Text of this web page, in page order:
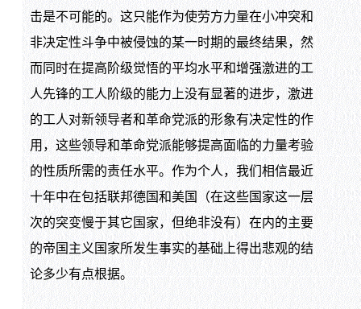
击是不可能的。这只能作为使劳方力量在小冲突和
非决定性斗争中被侵蚀的某一时期的最终结果，然
而同时在提高阶级觉悟的平均水平和增强激进的工
人先锋的工人阶级的能力上没有显著的进步，激进
的工人对新领导者和革命党派的形象有决定性的作
用，这些领导和革命党派能够提高面临的力量考验
的性质所需的责任水平。作为个人，我们相信最近
十年中在包括联邦德国和美国（在这些国家这一层
次的突变慢于其它国家，但绝非没有）在内的主要
的帝国主义国家所发生事实的基础上得出悲观的结
论多少有点根据。